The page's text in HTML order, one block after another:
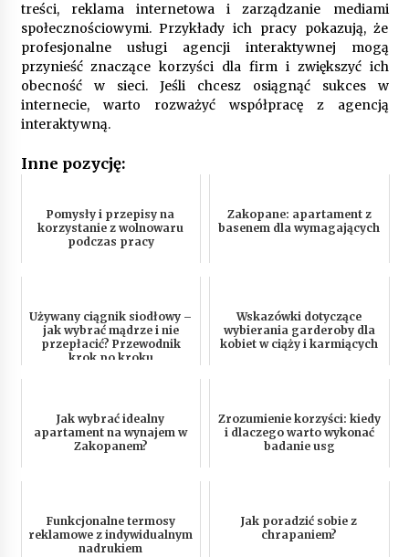
treści, reklama internetowa i zarządzanie mediami
społecznościowymi. Przykłady ich pracy pokazują, że
profesjonalne usługi agencji interaktywnej mogą
przynieść znaczące korzyści dla firm i zwiększyć ich
obecność w sieci. Jeśli chcesz osiągnąć sukces w
internecie, warto rozważyć współpracę z agencją
interaktywną.
Inne pozycję:
Pomysły i przepisy na
korzystanie z wolnowaru
podczas pracy
Zakopane: apartament z
basenem dla wymagających
Używany ciągnik siodłowy –
jak wybrać mądrze i nie
przepłacić? Przewodnik
krok po kroku
Wskazówki dotyczące
wybierania garderoby dla
kobiet w ciąży i karmiących
Jak wybrać idealny
apartament na wynajem w
Zakopanem?
Zrozumienie korzyści: kiedy
i dlaczego warto wykonać
badanie usg
Funkcjonalne termosy
reklamowe z indywidualnym
nadrukiem
Jak poradzić sobie z
chrapaniem?